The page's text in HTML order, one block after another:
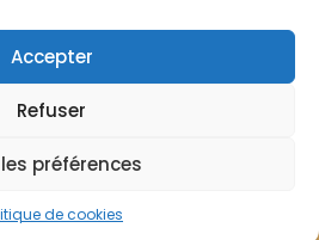
Accepter
Refuser
préférences
de cookies